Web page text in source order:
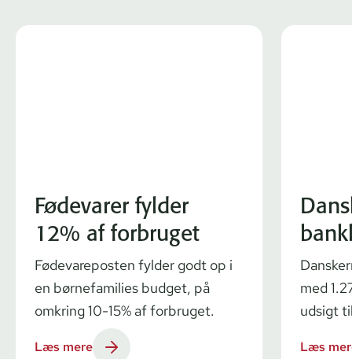
Fødevarer fylder
12% af forbruget
Fødevareposten fylder godt op i
en børnefamilies budget, på
omkring 10-15% af forbruget.
Læs mere
med
udsigt
Læs